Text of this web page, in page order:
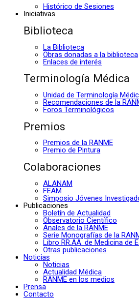
Histórico de Sesiones
Iniciativas
Biblioteca
La Biblioteca
Obras donadas a la biblioteca
Enlaces de interés
Terminología Médica
Unidad de Terminología
Recomendaciones de la
Foros Terminológicos
Premios
Premios de la RANME
Premio de Pintura
Colaboraciones
ALANAM
FEAM
Simposio Jóvenes
Publicaciones
Boletín de Actualidad
Observatorio Científico
Anales de la RANME
Serie Monografías de la
Libro RR.AA. de Medicina de
Otras publicaciones
Noticias
Noticias
Actualidad Médica
RANME en los medios
Prensa
Contacto